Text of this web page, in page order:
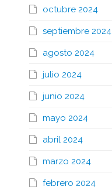
octubre 2024
septiembre 2024
agosto 2024
julio 2024
junio 2024
mayo 2024
abril 2024
marzo 2024
febrero 2024